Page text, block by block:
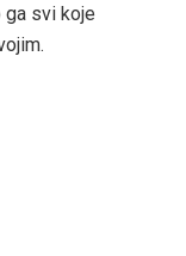
ga svi koje